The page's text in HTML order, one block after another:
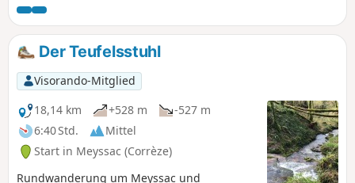
bereichern diese Wanderung.
Der Teufelsstuhl
Visorando-Mitglied
18,14 km
+528 m
-527 m
6:40 Std.
Mittel
Start in Meyssac (Corrèze)
Rundwanderung um Meyssac und